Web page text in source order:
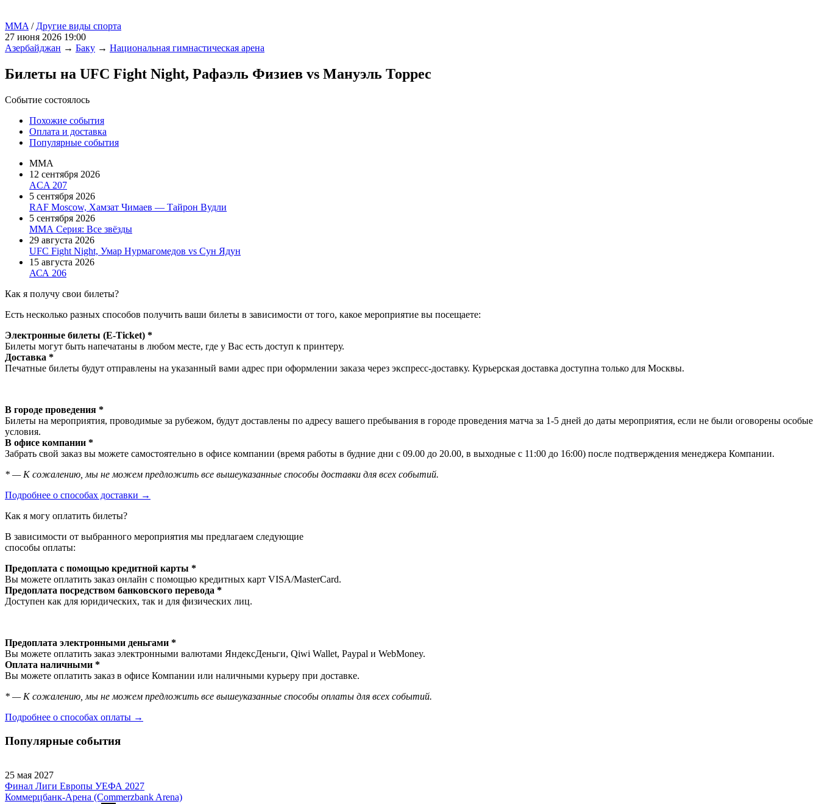
MMA / Другие виды спорта
27 июня 2026 19:00
Азербайджан → Баку → Национальная гимнастическая арена
Билеты на UFC Fight Night, Рафаэль Физиев vs Мануэль Торрес
Событие состоялось
Похожие события
Оплата и доставка
Популярные события
MMA
12 сентября 2026
ACA 207
5 сентября 2026
RAF Moscow, Хамзат Чимаев — Тайрон Вудли
5 сентября 2026
ММА Серия: Все звёзды
29 августа 2026
UFC Fight Night, Умар Нурмагомедов vs Сун Ядун
15 августа 2026
АСА 206
Как я получу свои билеты?
Есть несколько разных способов получить ваши билеты в зависимости от того, какое мероприятие вы посещаете:
Электронные билеты (E-Ticket) *
Билеты могут быть напечатаны в любом месте, где у Вас есть доступ к принтеру.
Доставка *
Печатные билеты будут отправлены на указанный вами адрес при оформлении заказа через экспресс-доставку. Курьерская доставка доступна только для Москвы.
В городе проведения *
Билеты на мероприятия, проводимые за рубежом, будут доставлены по адресу вашего пребывания в городе проведения матча за 1-5 дней до даты мероприятия, если не были оговорены особые
условия.
В офисе компании *
Забрать свой заказ вы можете самостоятельно в офисе компании (время работы в будние дни с 09.00 до 20.00, в выходные с 11:00 до 16:00) после подтверждения менеджера Компании.
* — К сожалению, мы не можем предложить все вышеуказанные способы доставки для всех событий.
Подробнее о способах доставки →
Как я могу оплатить билеты?
В зависимости от выбранного мероприятия мы предлагаем следующие
способы оплаты:
Предоплата с помощью кредитной карты *
Вы можете оплатить заказ онлайн с помощью кредитных карт VISA/MasterСard.
Предоплата посредством банковского перевода *
Доступен как для юридических, так и для физических лиц.
Предоплата электронными деньгами *
Вы можете оплатить заказ электронными валютами ЯндексДеньги, Qiwi Wallet, Paypal и WebMoney.
Оплата наличными *
Вы можете оплатить заказ в офисе Компании или наличными курьеру при доставке.
* — К сожалению, мы не можем предложить все вышеуказанные способы оплаты для всех событий.
Подробнее о способах оплаты →
Популярные события
25 мая 2027
Финал Лиги Европы УЕФА 2027
Коммерцбанк-Арена (Commerzbank Arena)